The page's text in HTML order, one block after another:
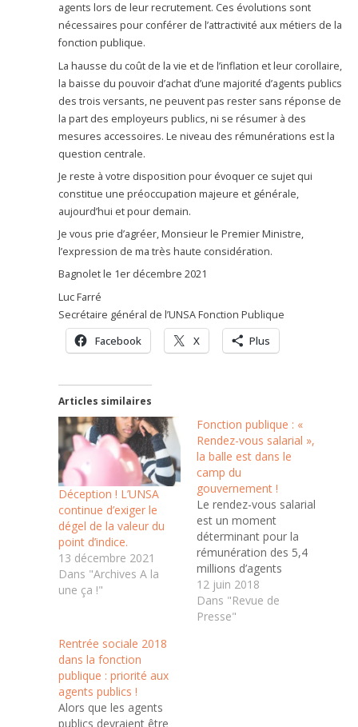
agents lors de leur recrutement. Ces évolutions sont
nécessaires pour conférer de l’attractivité aux métiers de la
fonction publique.
La hausse du coût de la vie et de l’inflation et leur corollaire,
la baisse du pouvoir d’achat d’une majorité d’agents publics
des trois versants, ne peuvent pas rester sans réponse de
la part des employeurs publics, ni se résumer à des
mesures accessoires. Le niveau des rémunérations est la
question centrale.
Je reste à votre disposition pour évoquer ce sujet qui
constitue une préoccupation majeure et générale,
aujourd’hui et pour demain.
Je vous prie d’agréer, Monsieur le Premier Ministre,
l’expression de ma très haute considération.
Bagnolet le 1er décembre 2021
Luc Farré
Secrétaire général de l’UNSA Fonction Publique
Facebook X Plus
Articles similaires
Déception ! L’UNSA
continue d’exiger le
dégel de la valeur du
point d’indice.
13 décembre 2021
Dans "Archives A la
une ça !"
Fonction publique : «
Rendez-vous salarial »,
la balle est dans le
camp du
gouvernement !
Le rendez-vous salarial
est un moment
déterminant pour la
rémunération des 5,4
millions d’agents
publics. Il vient d’être
fixé le 18 juin. Le 6 juin,
l’UNSA Fonction
12 juin 2018
Dans "Revue de
Presse"
Rentrée sociale 2018
dans la fonction
publique : priorité aux
agents publics !
Alors que les agents
publics devraient être